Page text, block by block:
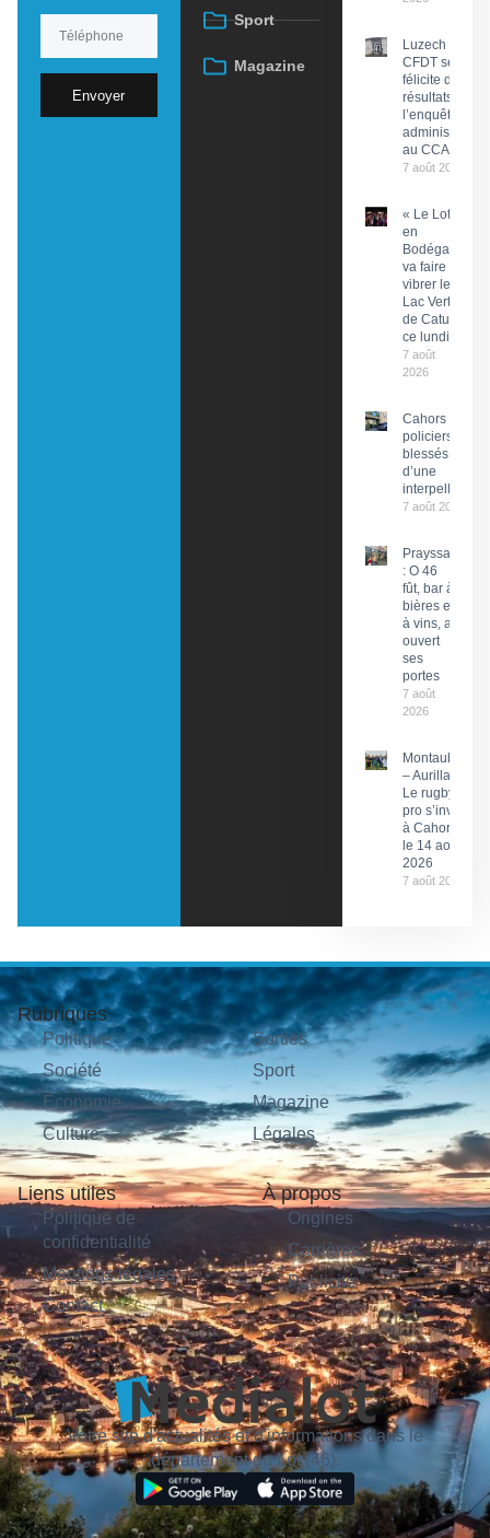
Envoyer
Sport
Magazine
Luzech : La
CFDT se
félicite des
résultats de
l’enquête
administrative
au CCAS
7 août 2026
« Le Lot
en
Bodéga »
va faire
vibrer le
Lac Vert
de Catus
ce lundi
7 août
2026
Cahors : Des
policiers
blessés lors
d’une
interpellation
7 août 2026
Prayssac
: O 46
fût, bar à
bières et
à vins, a
ouvert
ses
portes
7 août
2026
Montauban
– Aurillac :
Le rugby
pro s’invite
à Cahors
le 14 août
2026
7 août 2026
Rubriques
Politique
Société
Économie
Culture
Sorties
Sport
Magazine
Légales
Liens utiles
Politique de
confidentialité
Mentions légales
Contact
À propos
Origines
Carrières
Publicité
Votre site d'actualités et d'informations dans le
département du Lot (46).